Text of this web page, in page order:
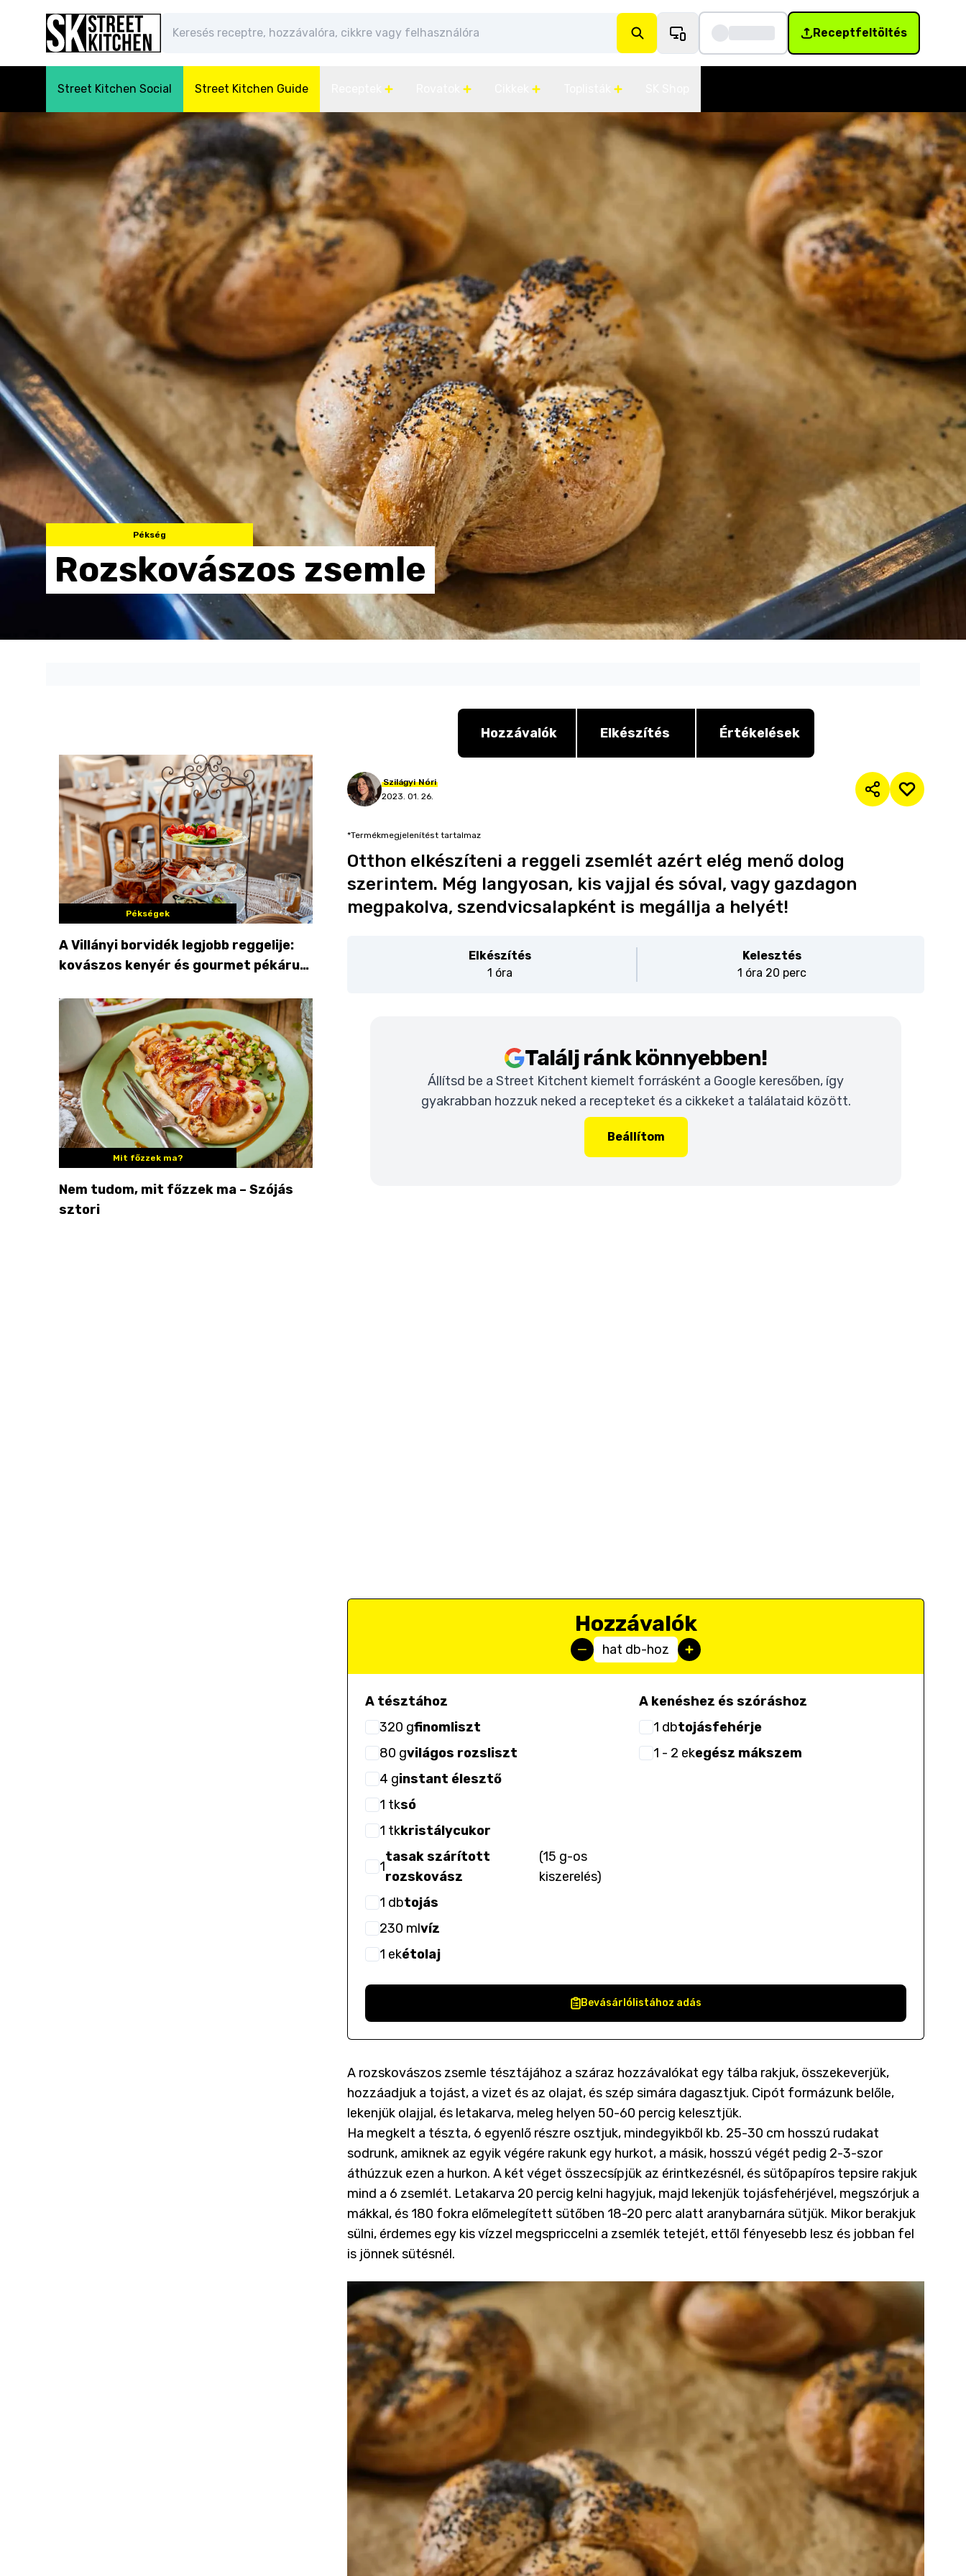
Receptfeltöltés
Street Kitchen Social Street Kitchen Guide
Pékség
Rozskovászos zsemle
Pékségek
A Villányi borvidék legjobb reggelije:
kovászos kenyér és gourmet pékáruk
Mit főzzek ma?
Nem tudom, mit főzzek ma – Szójás
sztori
Hozzávalók Elkészítés Értékelések
Szilágyi Nóri
2023. 01. 26.
*Termékmegjelenítést tartalmaz
Otthon elkészíteni a reggeli zsemlét azért elég menő dolog
szerintem. Még langyosan, kis vajjal és sóval, vagy gazdagon
megpakolva, szendvicsalapként is megállja a helyét!
Elkészítés
1 óra
Kelesztés
1 óra 20 perc
Találj ránk könnyebben!
Állítsd be a Street Kitchent kiemelt forrásként a Google keresőben, így
gyakrabban hozzuk neked a recepteket és a cikkeket a találataid között.
Beállítom
Hozzávalók
hat db-hoz
A tésztához
320 gfinomliszt
80 gvilágos rozsliszt
4 ginstant élesztő
1 tksó
1 tkkristálycukor
1
tasak szárított
rozskovász
(15 g-os
kiszerelés)
1 dbtojás
230 mlvíz
1 ekétolaj
A kenéshez és szóráshoz
1 dbtojásfehérje
1 - 2 ekegész mákszem
Bevásárlólistához adás
A rozskovászos zsemle tésztájához a száraz hozzávalókat egy tálba rakjuk, összekeverjük,
hozzáadjuk a tojást, a vizet és az olajat, és szép simára dagasztjuk. Cipót formázunk belőle,
lekenjük olajjal, és letakarva, meleg helyen 50-60 percig kelesztjük.
Ha megkelt a tészta, 6 egyenlő részre osztjuk, mindegyikből kb. 25-30 cm hosszú rudakat
sodrunk, amiknek az egyik végére rakunk egy hurkot, a másik, hosszú végét pedig 2-3-szor
áthúzzuk ezen a hurkon. A két véget összecsípjük az érintkezésnél, és sütőpapíros tepsire rakjuk
mind a 6 zsemlét. Letakarva 20 percig kelni hagyjuk, majd lekenjük tojásfehérjével, megszórjuk a
mákkal, és 180 fokra előmelegített sütőben 18-20 perc alatt aranybarnára sütjük. Mikor berakjuk
sülni, érdemes egy kis vízzel megspriccelni a zsemlék tetejét, ettől fényesebb lesz és jobban fel
is jönnek sütésnél.